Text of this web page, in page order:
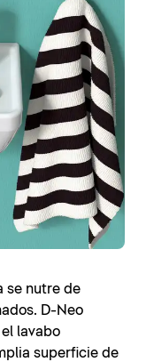
se nutre de
D-Neo
lavabo
superficie de